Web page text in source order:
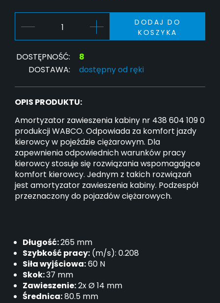
DODAJ DO
KOSZYKA
DOSTĘPNOŚĆ:
8
DOSTAWA:
dostępny od ręki
OPIS PRODUKTU:
Amortyzator zawieszenia kabiny nr 438 604 109 0
produkcji WABCO. Odpowiada za komfort jazdy
kierowcy w pojeździe ciężarowym. Dla
zapewnienia odpowiednich warunków pracy
kierowcy stosuje się rozwiązania wspomagające
komfort kierowcy. Jednym z takich rozwiązań
jest amortyzator zawieszenia kabiny. Podzespół
przeznaczony do pojazdów ciężarowych.
Długość:265 mm
Szybkość pracy: (m/s): 0.208
Siła wyjściowa:60 N
Skok:37 mm
Zawieszenie:2x Ø 14 mm
Średnica:80.5 mm